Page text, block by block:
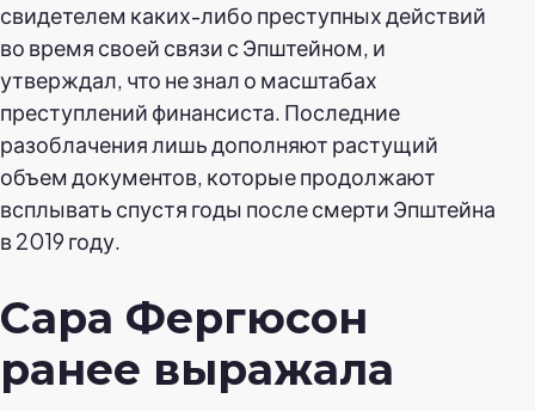
свидетелем каких-либо преступных действий
во время своей связи с Эпштейном, и
утверждал, что не знал о масштабах
преступлений финансиста. Последние
разоблачения лишь дополняют растущий
объем документов, которые продолжают
всплывать спустя годы после смерти Эпштейна
в 2019 году.
Сара Фергюсон
ранее выражала